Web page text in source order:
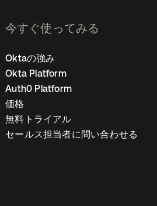
今すぐ使ってみる
Oktaの強み
Okta Platform
Auth0 Platform
価格
無料トライアル
セールス担当者に問い合わせる